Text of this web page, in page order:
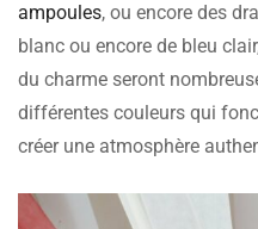
ampoules, ou encore des
blanc ou encore de bleu
du charme seront
différentes couleurs qui
créer une atmosphère